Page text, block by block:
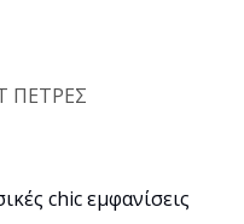
ΠΕΤΡΕΣ
chic εμφανίσεις